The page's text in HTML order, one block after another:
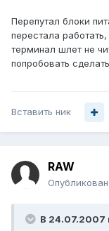
Перепутал блоки
перестала
терминал шлет не
попробовать
Вставить ник
RAW
В 24.07.2007